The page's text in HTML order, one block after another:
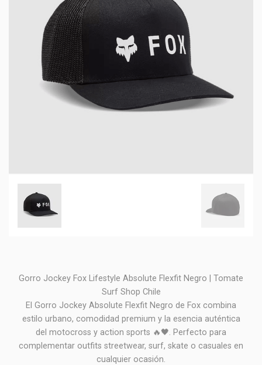
Gorro Jockey Fox Lifestyle Absolute Flexfit Negro | Tomate
Surf Shop Chile
El Gorro Jockey Absolute Flexfit Negro de Fox combina
estilo urbano, comodidad premium y la esencia auténtica
del motocross y action sports 🔥🖤. Perfecto para
complementar outfits streetwear, surf, skate o casuales en
cualquier ocasión.